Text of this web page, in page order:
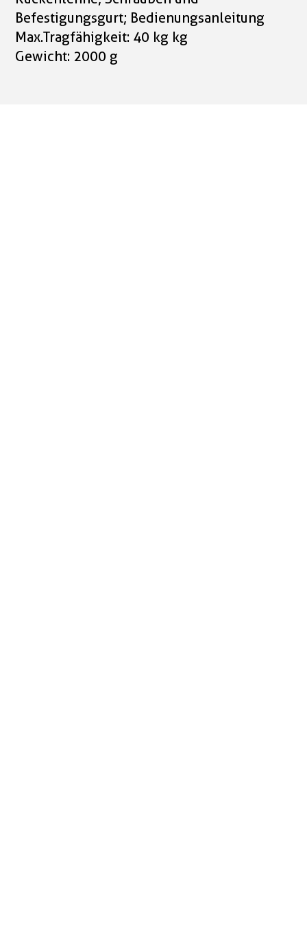
Befestigungsgurt; Bedienungsanleitung
Max.Tragfähigkeit: 40 kg kg
Gewicht: 2000 g